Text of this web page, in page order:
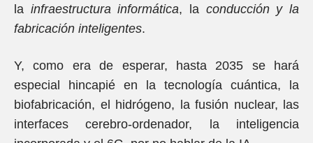
la infraestructura informática, la conducción y la
fabricación inteligentes.
Y, como era de esperar, hasta 2035 se hará
especial hincapié en la tecnología cuántica, la
biofabricación, el hidrógeno, la fusión nuclear, las
interfaces cerebro-ordenador, la inteligencia